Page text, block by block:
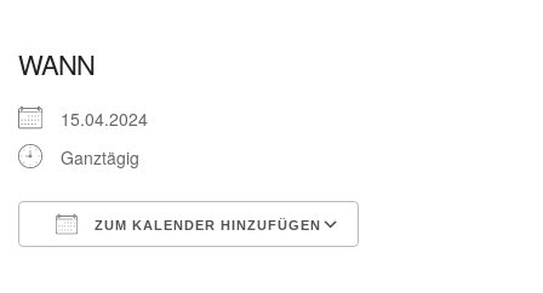
WANN
15.04.2024
Ganztägig
ZUM KALENDER HINZUFÜGEN